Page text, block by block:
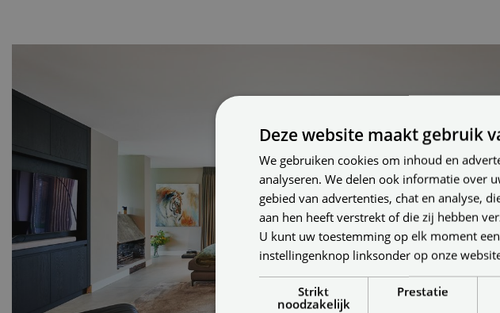
Deze website maakt gebruik
We gebruiken cookies om inhoud en
analyseren. We delen ook informatie over
gebied van advertenties, chat en analyse,
aan hen heeft verstrekt of die zij hebben
U kunt uw toestemming op elk moment
instellingenknop linksonder op onze
Strikt
noodzakelijk
Prestatie